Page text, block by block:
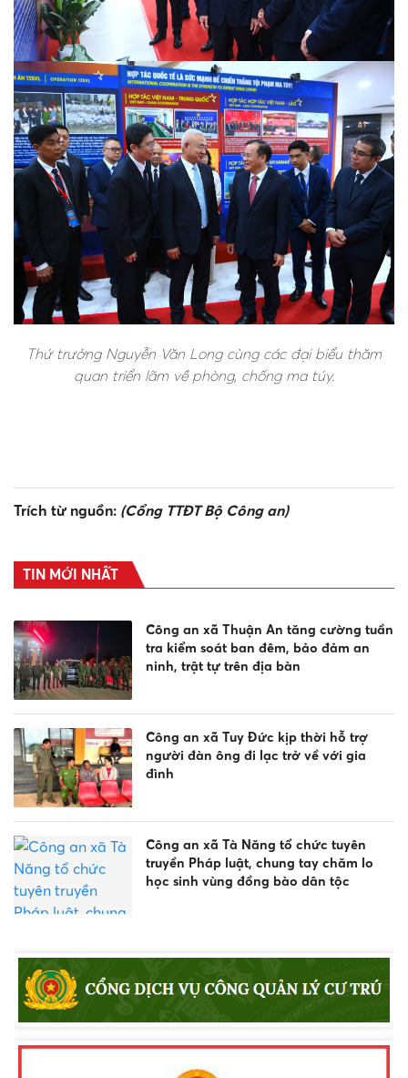
Thứ trưởng Nguyễn Văn Long cùng các đại biểu thăm
quan triển lãm về phòng, chống ma túy.
Trích từ nguồn: (Cổng TTĐT Bộ Công an)
TIN MỚI NHẤT
Công an xã Thuận An tăng cường tuần
tra kiểm soát ban đêm, bảo đảm an
ninh, trật tự trên địa bàn
Công an xã Tuy Đức kịp thời hỗ trợ
người đàn ông đi lạc trở về với gia
đình
Công an xã Tà Năng tổ chức tuyên
truyền Pháp luật, chung tay chăm lo
học sinh vùng đồng bào dân tộc
2026